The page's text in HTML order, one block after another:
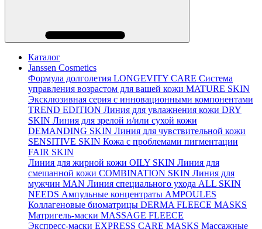
Каталог
Janssen Cosmetics
Формула долголетия LONGEVITY CARE Система
управления возрастом для вашей кожи MATURE SKIN
Эксклюзивная серия с инновационными компонентами
TREND EDITION Линия для увлажнения кожи DRY
SKIN Линия для зрелой и/или сухой кожи
DEMANDING SKIN Линия для чувствительной кожи
SENSITIVE SKIN Кожа с проблемами пигментации
FAIR SKIN
Линия для жирной кожи OILY SKIN Линия для
смешанной кожи COMBINATION SKIN Линия для
мужчин MAN Линия специального ухода ALL SKIN
NEEDS Ампульные концентраты AMPOULES
Коллагеновые биоматрицы DERMA FLEECE MASKS
Матригель-маски MASSAGE FLEECE
Экспресс-маски EXPRESS CARE MASKS Массажные